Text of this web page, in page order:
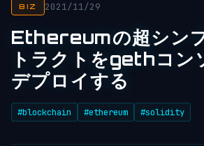
BIZ 2021/11/29
Ethereumの超シン
トラクトをgethコン
デプロイする
#blockchain #ethereum #solidity